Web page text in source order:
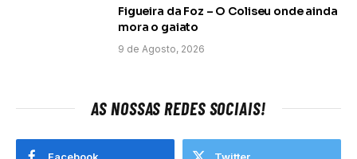
Figueira da Foz – O Coliseu onde ainda
mora o gaiato
9 de Agosto, 2026
AS NOSSAS REDES SOCIAIS!